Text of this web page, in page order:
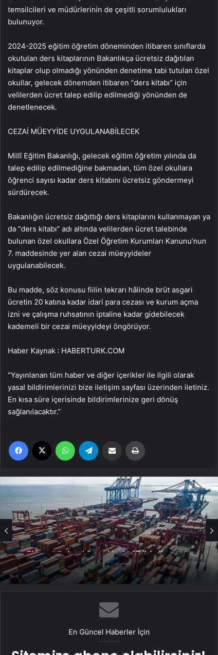
temsilcileri ve müdürlerinin de çeşitli sorumlulukları
bulunuyor.
2024-2025 eğitim öğretim döneminden itibaren sınıflarda
okutulan ders kitaplarının Bakanlıkça ücretsiz dağıtılan
kitaplar olup olmadığı yönünden denetime tabi tutulan özel
okullar, gelecek dönemden itibaren “ders kitabı” için
velilerden ücret talep edilip edilmediği yönünden de
denetlenecek.
CEZAİ MÜEYYİDE UYGULANABİLECEK
Millî Eğitim Bakanlığı, gelecek eğitim öğretim yılında da
talep edilip edilmediğine bakmadan, tüm özel okullara
öğrenci sayısı kadar ders kitabını ücretsiz göndermeyi
sürdürecek.
Bakanlığın ücretsiz dağıttığı ders kitaplarını kullanmayan ya
da “ders kitabı” adı altında velilerden ücret talebinde
bulunan özel okullara Özel Öğretim Kurumları Kanunu’nun
7. maddesinde yer alan cezai müeyyideler
uygulanabilecek.
Bu madde, söz konusu fiilin tekrarı hâlinde brüt asgari
ücretin 20 katına kadar idari para cezası ve kurum açma
izni ve çalışma ruhsatının iptaline kadar gidebilecek
kademeli bir cezai müeyyideyi öngörüyor.
Haber Kaynak : HABERTURK.COM
“Yayınlanan tüm haber ve diğer içerikler ile ilgili olarak
yasal bildirimlerinizi bize iletişim sayfası üzerinden iletiniz.
En kısa süre içerisinde bildirimlerinize geri dönüş
sağlanılacaktır.”
Facebook WhatsApp Email'den paylaş
Ticaret Bakanlığı açıkladı: 45 ilde ihracat
arttı
En Güncel Haberler İçin